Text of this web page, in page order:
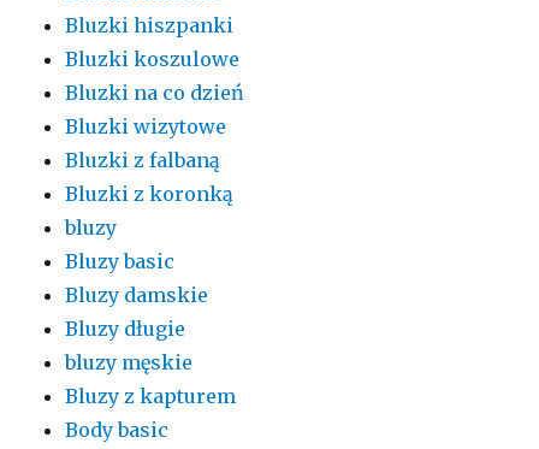
Bluzki hiszpanki
Bluzki koszulowe
Bluzki na co dzień
Bluzki wizytowe
Bluzki z falbaną
Bluzki z koronką
bluzy
Bluzy basic
Bluzy damskie
Bluzy długie
bluzy męskie
Bluzy z kapturem
Body basic